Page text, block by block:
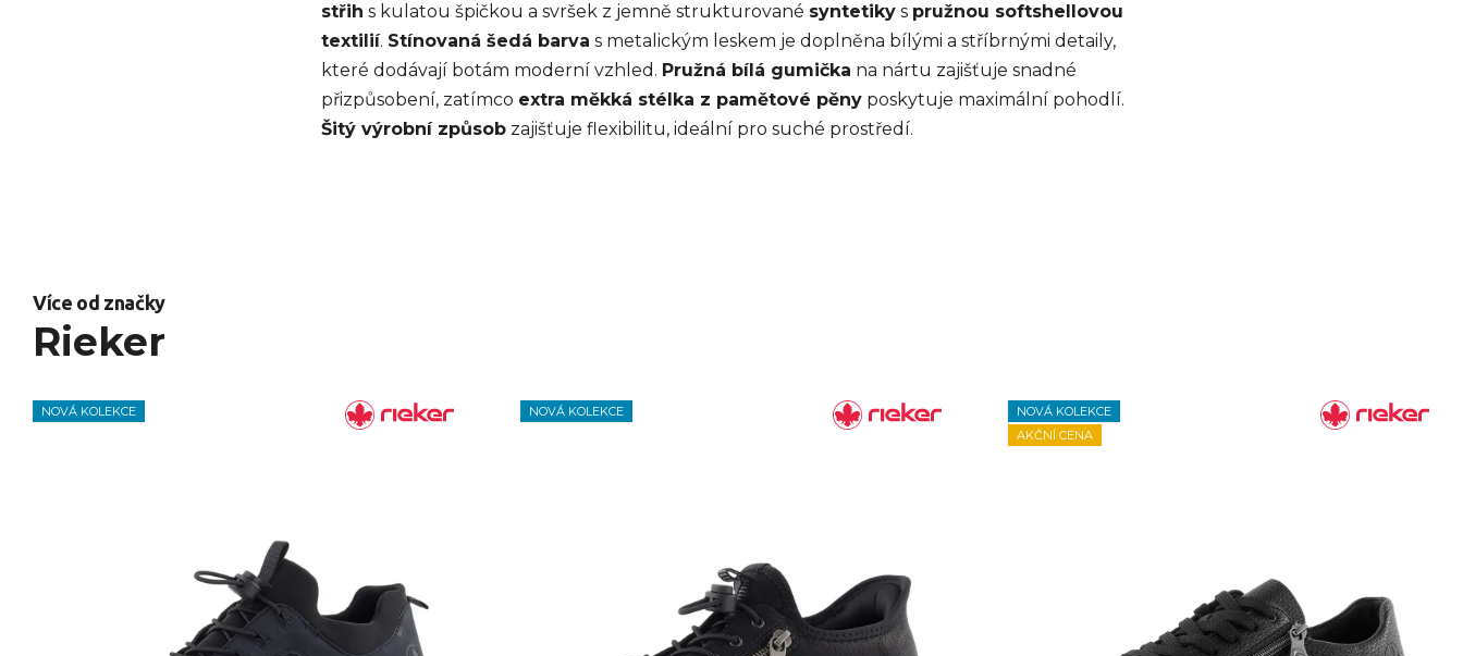
střih s kulatou špičkou a svršek z jemně strukturované syntetiky s pružnou softshellovou
textilií. Stínovaná šedá barva s metalickým leskem je doplněna bílými a stříbrnými detaily,
které dodávají botám moderní vzhled. Pružná bílá gumička na nártu zajišťuje snadné
přizpůsobení, zatímco extra měkká stélka z pamětové pěny poskytuje maximální pohodlí.
Šitý výrobní způsob zajišťuje flexibilitu, ideální pro suché prostředí.
Více od značky
Rieker
NOVÁ KOLEKCE NOVÁ KOLEKCE
NOVÁ KOLEKCE
AKČNÍ CENA